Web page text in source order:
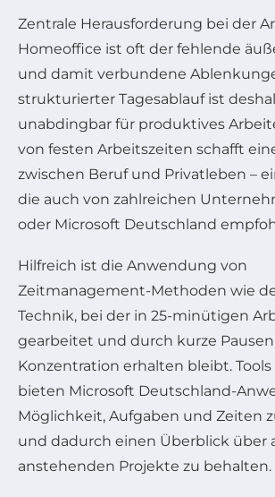
Zentrale Herausforderung bei der
Homeoffice ist oft der fehlende
und damit verbundene
strukturierter Tagesablauf ist
unabdingbar für produktives
von festen Arbeitszeiten schafft
zwischen Beruf und Privatleben –
die auch von zahlreichen
oder Microsoft Deutschland
Hilfreich ist die Anwendung von
Zeitmanagement-Methoden wie
Technik, bei der in 25-minütigen
gearbeitet und durch kurze
Konzentration erhalten bleibt. Tools
bieten Microsoft Deutschland-
Möglichkeit, Aufgaben und Zeiten
und dadurch einen Überblick über
anstehenden Projekte zu behalten.